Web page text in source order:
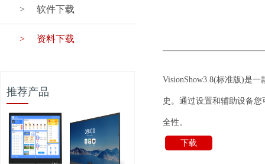
> 软件下载
> 资料下载
推荐产品
VisionShow3.8(标准版)是一
史。通过设置和辅助设备
全性。
下载